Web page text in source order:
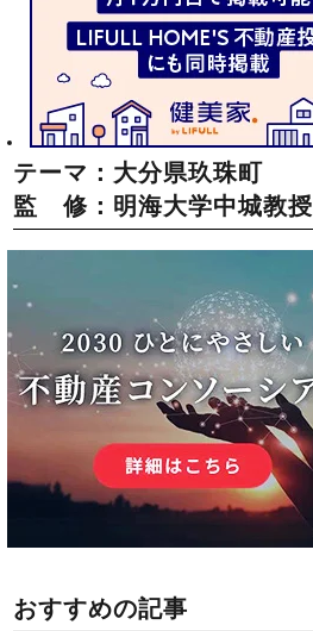
テーマ：大分県玖珠町
監 修：明海大学中城教授
おすすめの記事